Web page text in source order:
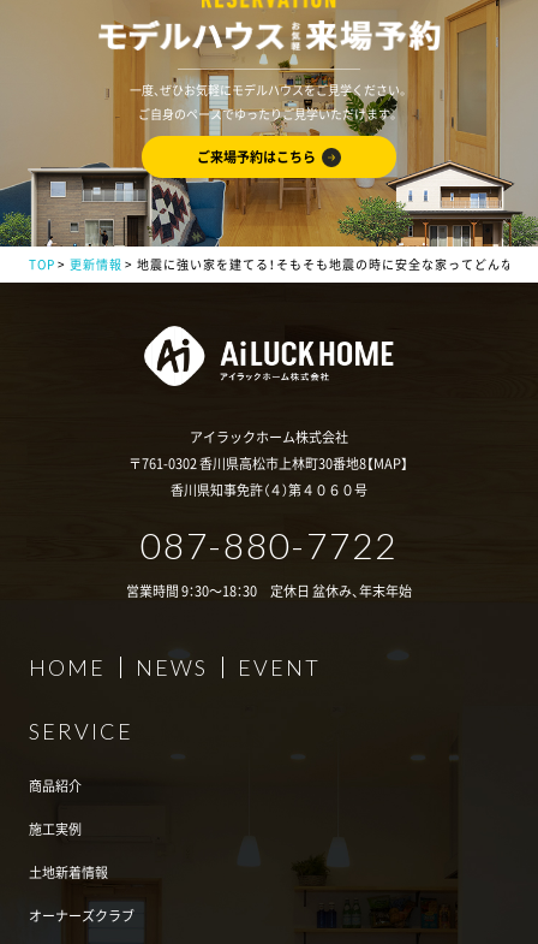
TOP 更新情報 地震に強い家を建てる！そもそも地震の時に安全な家ってどんな家
一度、ぜひお気軽にモデルハウスをご見学ください。
ご自身のペースでゆったりご見学いただけます。
ご来場予約はこちら
アイラックホーム株式会社
〒761-0302 香川県高松市上林町30番地8【MAP】
香川県知事免許（４）第４０６０号
087-880-7722
営業時間 9：30～18：30 定休日 盆休み、年末年始
HOME NEWS EVENT
SERVICE
商品紹介
施工実例
土地新着情報
オーナーズクラブ